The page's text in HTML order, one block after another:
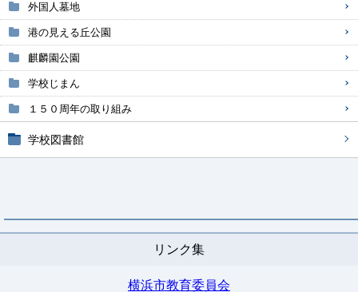
外国人墓地
港の見える丘公園
麒麟園公園
学校じまん
１５０周年の取り組み
学校図書館
リンク集
横浜市教育委員会